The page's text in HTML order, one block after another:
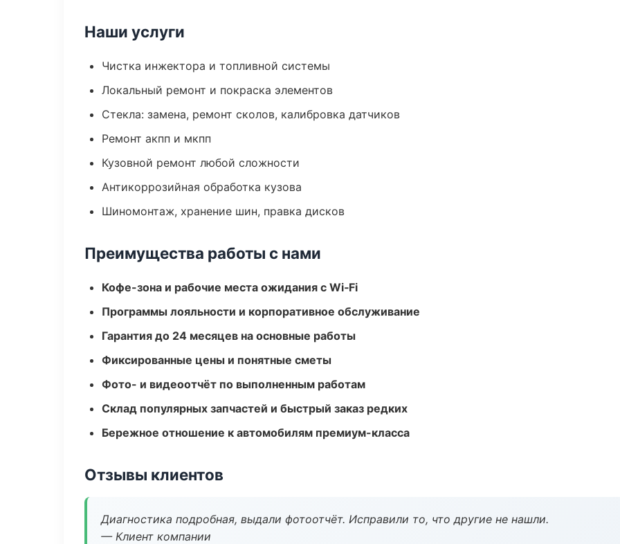
Наши услуги
Чистка инжектора и топливной системы
Локальный ремонт и покраска элементов
Стекла: замена, ремонт сколов, калибровка датчиков
Ремонт акпп и мкпп
Кузовной ремонт любой сложности
Антикоррозийная обработка кузова
Шиномонтаж, хранение шин, правка дисков
Преимущества работы с нами
Кофе-зона и рабочие места ожидания с Wi‑Fi
Программы лояльности и корпоративное обслуживание
Гарантия до 24 месяцев на основные работы
Фиксированные цены и понятные сметы
Фото- и видеоотчёт по выполненным работам
Склад популярных запчастей и быстрый заказ редких
Бережное отношение к автомобилям премиум-класса
Отзывы клиентов
Диагностика подробная, выдали фотоотчёт. Исправили то, что другие не нашли.
— Клиент компании